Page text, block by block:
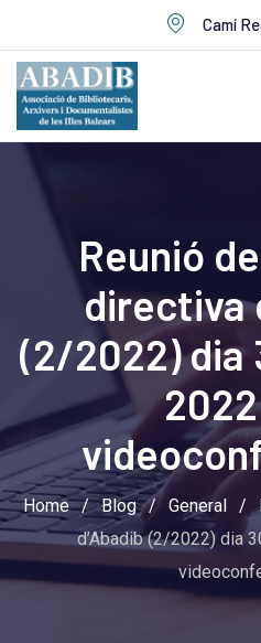
to
content
Camí
Reunió
directiva
(2/2022) dia
Home / Blog / General /
d’Abadib (2/2022) dia